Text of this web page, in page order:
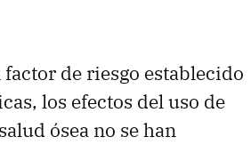
de riesgo establecido
los efectos del uso de
ósea no se han